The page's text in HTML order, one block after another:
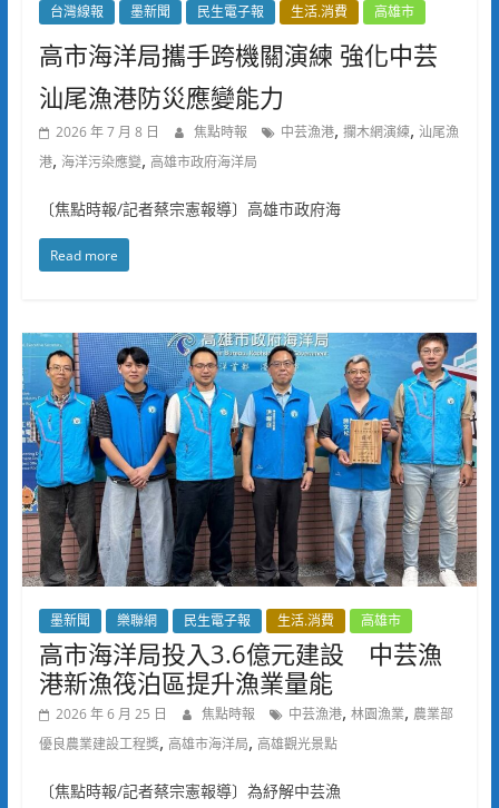
台灣線報 墨新聞 民生電子報 生活.消費 高雄市
高市海洋局攜手跨機關演練 強化中芸
汕尾漁港防災應變能力
2026 年 7 月 8 日 焦點時報 中芸漁港, 攔木網演練, 汕尾漁
港, 海洋污染應變, 高雄市政府海洋局
〔焦點時報/記者蔡宗憲報導〕高雄市政府海
Read more
墨新聞 樂聯網 民生電子報 生活.消費 高雄市
高市海洋局投入3.6億元建設 中芸漁
港新漁筏泊區提升漁業量能
2026 年 6 月 25 日 焦點時報 中芸漁港, 林園漁業, 農業部
優良農業建設工程獎, 高雄市海洋局, 高雄觀光景點
〔焦點時報/記者蔡宗憲報導〕為紓解中芸漁